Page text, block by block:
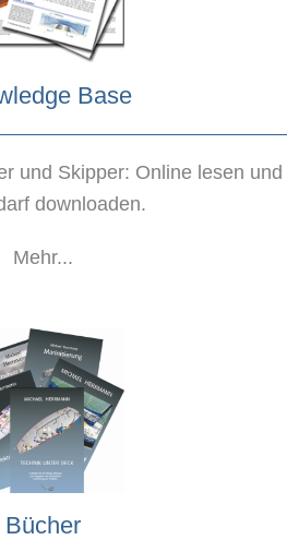
Base
und Skipper: Online lesen und
downloaden.
Mehr...
Bücher